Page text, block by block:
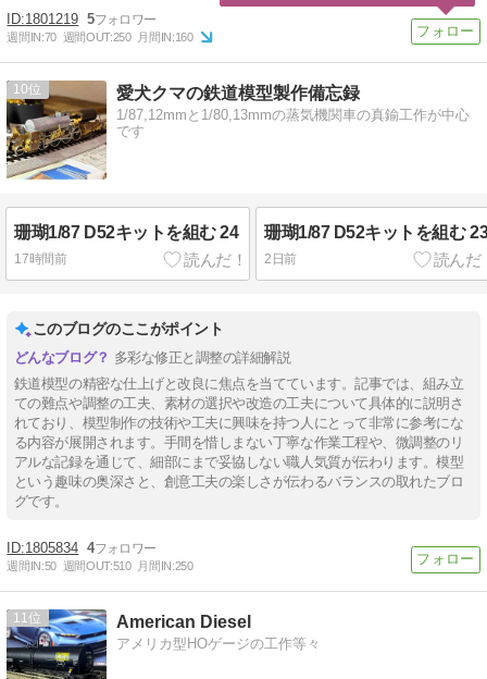
1801219 5
週間IN:70 週間OUT:250 月間IN:160
10 愛犬クマの鉄道模型製作備忘録
1/87,12mmと1/80,13mmの蒸気機関車の真鍮工作が中心
です
珊瑚1/87 D52キットを組む 24
17時間前
珊瑚1/87 D52キットを組む
2日前
このブログのここがポイント
多彩な修正と調整の詳細解説
鉄道模型の精密な仕上げと改良に焦点を当てています。記事では、組み立
ての難点や調整の工夫、素材の選択や改造の工夫について具体的に説明さ
れており、模型制作の技術や工夫に興味を持つ人にとって非常に参考にな
る内容が展開されます。手間を惜しまない丁寧な作業工程や、微調整のリ
アルな記録を通じて、細部にまで妥協しない職人気質が伝わります。模型
という趣味の奥深さと、創意工夫の楽しさが伝わるバランスの取れたブロ
グです。
1805834 4
週間IN:50 週間OUT:510 月間IN:250
11 American Diesel
アメリカ型HOゲージの工作等々